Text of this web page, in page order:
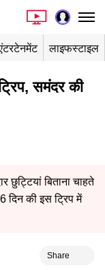
लाइफस्टाइल
समंदर की
बिताना चाहते
की इस ट्रिप में
Share